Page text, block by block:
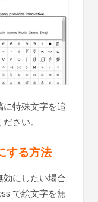
に特殊文字を追
さい。
する方法
効にしたい場合
で絵文字を無